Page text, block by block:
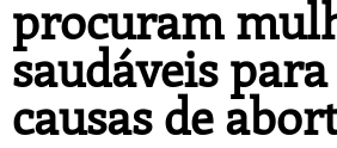
procuram
saudáveis
causas de